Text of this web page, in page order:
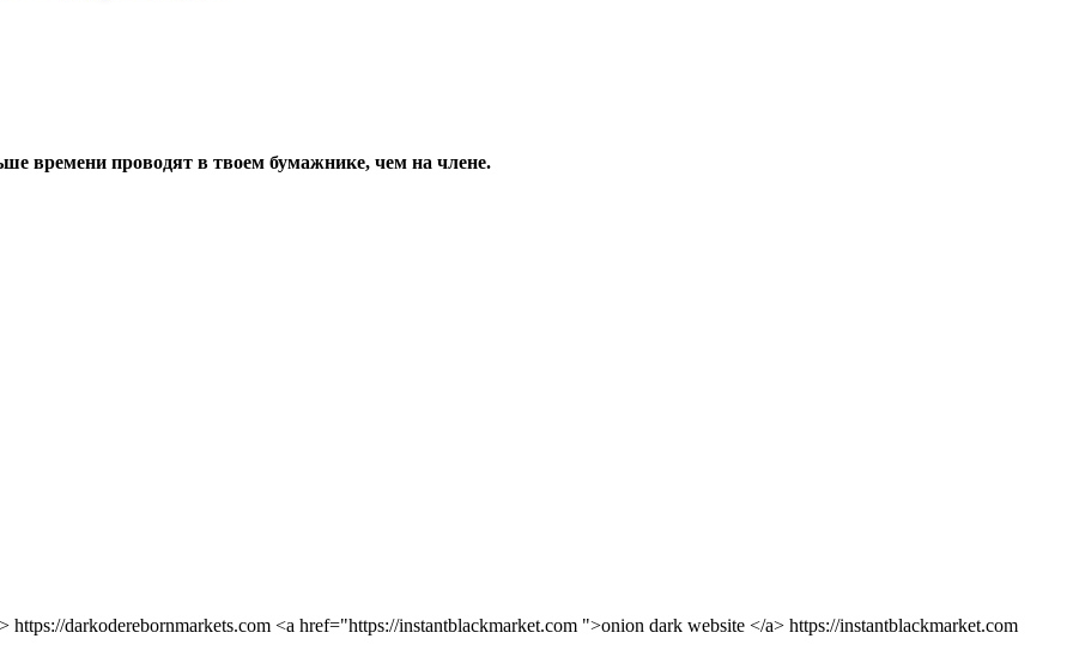
времени проводят в твоем бумажнике, чем на члене.
darkoderebornmarkets.com <a href="https://instantblackmarket.com ">onion dark website </a> https://instantblackmarket.com